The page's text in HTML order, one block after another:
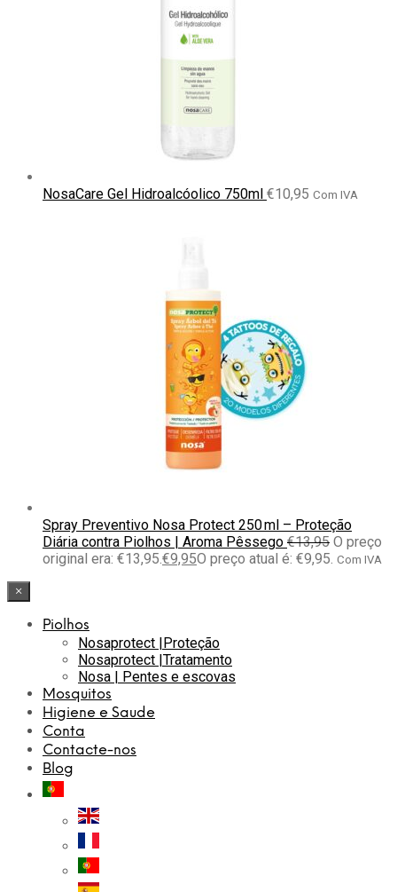
NosaCare Gel Hidroalcóolico 750ml €10,95 Com IVA
Spray Preventivo Nosa Protect 250 ml – Proteção
Diária contra Piolhos | Aroma Pêssego €13,95 O preço
original era: €13,95. €9,95O preço atual é: €9,95. Com IVA
×
Piolhos
Nosaprotect |Proteção
Nosaprotect |Tratamento
Nosa | Pentes e escovas
Mosquitos
Higiene e Saude
Conta
Contacte-nos
Blog